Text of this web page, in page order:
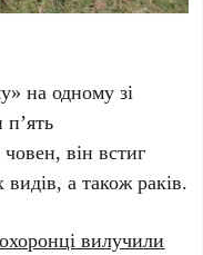
на одному зі
він встиг
а також раків.
вилучили